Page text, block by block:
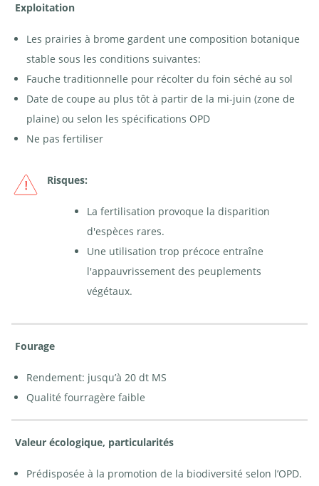
Exploitation
Les prairies à brome gardent une composition botanique
stable sous les conditions suivantes:
Fauche traditionnelle pour récolter du foin séché au sol
Date de coupe au plus tôt à partir de la mi-juin (zone de
plaine) ou selon les spécifications OPD
Ne pas fertiliser
Risques:
La fertilisation provoque la disparition
d'espèces rares.
Une utilisation trop précoce entraîne
l'appauvrissement des peuplements
végétaux.
Fourage
Rendement: jusqu’à 20 dt MS
Qualité fourragère faible
Valeur écologique, particularités
Prédisposée à la promotion de la biodiversité selon l’OPD.